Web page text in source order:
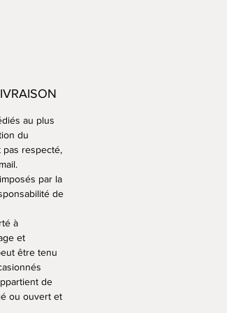
la place
la cuisson
en terre
également
devient
qui
au plus
du
pas respecté,
par la
de
à
et
être tenu
de
ou ouvert et